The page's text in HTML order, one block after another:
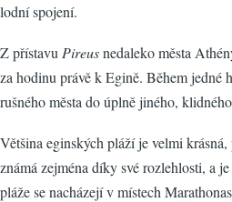
lodní spojení.
Z přístavu Pireusnedaleko města
za hodinu právě k Egině. Během jedné
rušného města do úplně jiného,
Většina eginských pláží je velmi
známá zejména díky své rozlehlosti, a
pláže se nacházejí v místech